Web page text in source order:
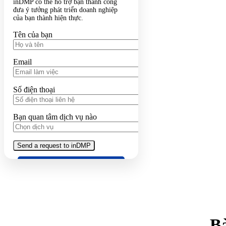
inDMP có thể hỗ trợ bạn thành công
đưa ý tưởng phát triển doanh nghiệp
của bạn thành hiện thực.
Tên của bạn
Email
Số điện thoại
Bạn quan tâm dịch vụ nào